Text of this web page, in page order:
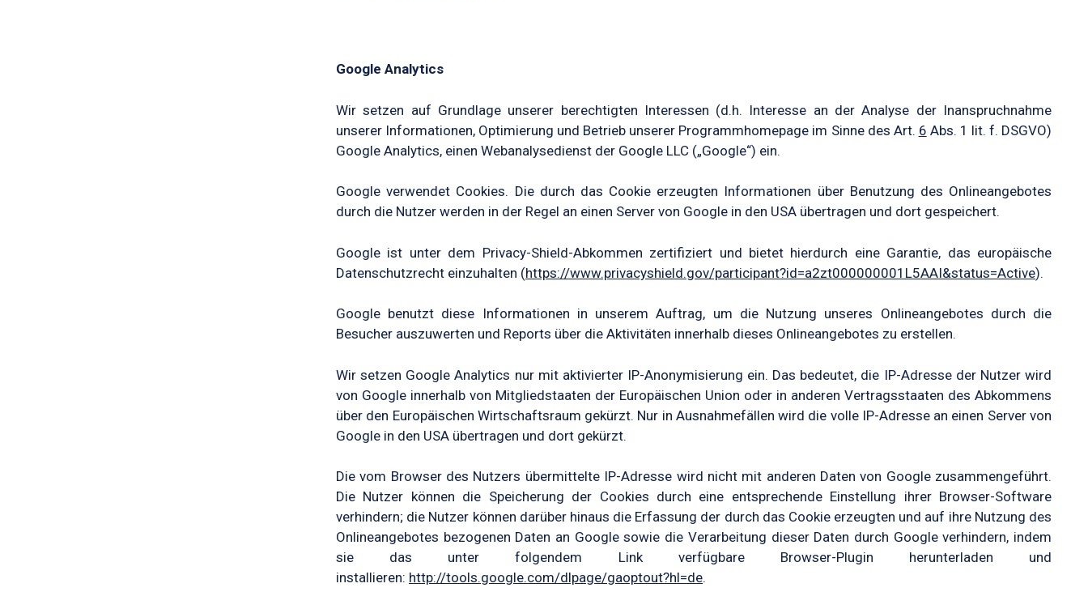
Google Analytics
Wir setzen auf Grundlage unserer berechtigten Interessen (d.h. Interesse an der Analyse der Inanspruchnahme
unserer Informationen, Optimierung und Betrieb unserer Programmhomepage im Sinne des Art. 6 Abs. 1 lit. f. DSGVO)
Google Analytics, einen Webanalysedienst der Google LLC („Google“) ein.
Google verwendet Cookies. Die durch das Cookie erzeugten Informationen über Benutzung des Onlineangebotes
durch die Nutzer werden in der Regel an einen Server von Google in den USA übertragen und dort gespeichert.
Google ist unter dem Privacy-Shield-Abkommen zertifiziert und bietet hierdurch eine Garantie, das europäische
Datenschutzrecht einzuhalten (https://www.privacyshield.gov/participant?id=a2zt000000001L5AAI&status=Active).
Google benutzt diese Informationen in unserem Auftrag, um die Nutzung unseres Onlineangebotes durch die
Besucher auszuwerten und Reports über die Aktivitäten innerhalb dieses Onlineangebotes zu erstellen.
Wir setzen Google Analytics nur mit aktivierter IP-Anonymisierung ein. Das bedeutet, die IP-Adresse der Nutzer wird
von Google innerhalb von Mitgliedstaaten der Europäischen Union oder in anderen Vertragsstaaten des Abkommens
über den Europäischen Wirtschaftsraum gekürzt. Nur in Ausnahmefällen wird die volle IP-Adresse an einen Server von
Google in den USA übertragen und dort gekürzt.
Die vom Browser des Nutzers übermittelte IP-Adresse wird nicht mit anderen Daten von Google zusammengeführt.
Die Nutzer können die Speicherung der Cookies durch eine entsprechende Einstellung ihrer Browser-Software
verhindern; die Nutzer können darüber hinaus die Erfassung der durch das Cookie erzeugten und auf ihre Nutzung des
Onlineangebotes bezogenen Daten an Google sowie die Verarbeitung dieser Daten durch Google verhindern, indem
sie das unter folgendem Link verfügbare Browser-Plugin herunterladen und
installieren: http://tools.google.com/dlpage/gaoptout?hl=de.